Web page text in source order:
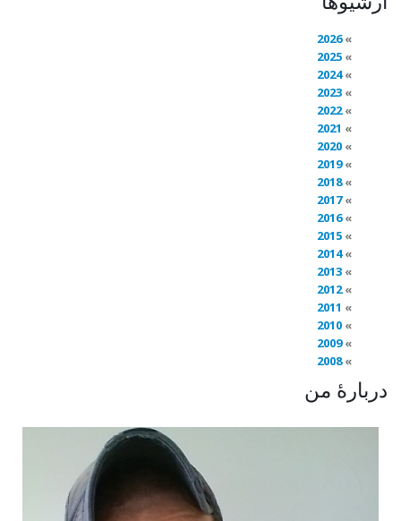
2026
2025
2024
2023
2022
2021
2020
2019
2018
2017
2016
2015
2014
2013
2012
2011
2010
2009
2008
دربارهٔ من